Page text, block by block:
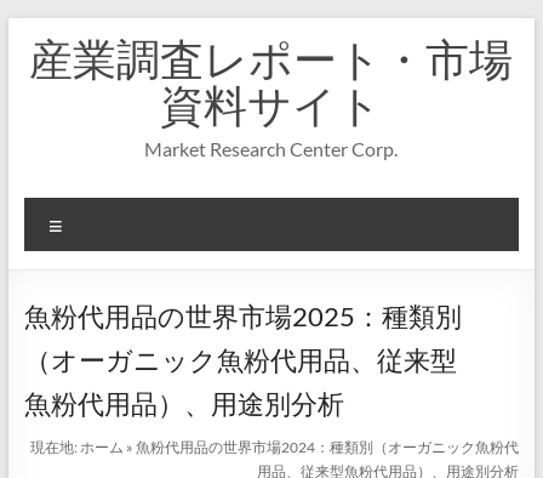
キ
プ
産業調査レポート・市場
資料サイト
Market Research Center Corp.
ニ
ー
魚粉代用品の世界市場2025：種類別
（オーガニック魚粉代用品、従来型
魚粉代用品）、用途別分析
現在地:ホーム »魚粉代用品の世界市場2024：種類別（オーガニック魚粉代
用品、従来型魚粉代用品）、用途別分析